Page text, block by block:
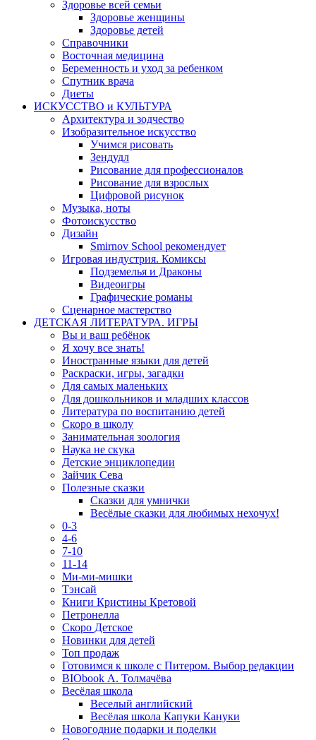
Здоровье всей семьи
Здоровье женщины
Здоровье детей
Справочники
Восточная медицина
Беременность и уход за ребенком
Спутник врача
Диеты
ИСКУССТВО и КУЛЬТУРА
Архитектура и зодчество
Изобразительное искусство
Учимся рисовать
Зендудл
Рисование для профессионалов
Рисование для взрослых
Цифровой рисунок
Музыка, ноты
Фотоискусство
Дизайн
Smirnov School рекомендует
Игровая индустрия. Комиксы
Подземелья и Драконы
Видеоигры
Графические романы
Сценарное мастерство
ДЕТСКАЯ ЛИТЕРАТУРА. ИГРЫ
Вы и ваш ребёнок
Я хочу все знать!
Иностранные языки для детей
Раскраски, игры, загадки
Для самых маленьких
Для дошкольников и младших классов
Литература по воспитанию детей
Скоро в школу
Занимательная зоология
Наука не скука
Детские энциклопедии
Зайчик Сева
Полезные сказки
Сказки для умнички
Весёлые сказки для любимых нехочух!
0-3
4-6
7-10
11-14
Ми-ми-мишки
Тэнсай
Книги Кристины Кретовой
Петронелла
Скоро Детское
Новинки для детей
Топ продаж
Готовимся к школе с Питером. Выбор редакции
BIObook А. Толмачёва
Весёлая школа
Веселый английский
Весёлая школа Капуки Кануки
Новогодние подарки и поделки